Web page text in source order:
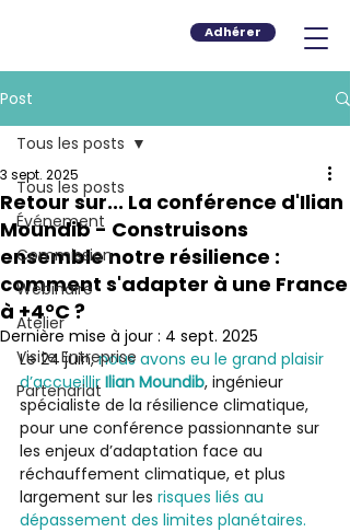
Adhérer
Post
Tous les posts
Événement
Commission
Webinaire
Atelier
Visite Entreprise
Partenariat
Tous les posts
Retour sur... La conférence d'Ilian
Moundib - Construisons
ensemble notre résilience :
comment s'adapter à une France
à +4°C ?
3 sept. 2025
Dernière mise à jour : 4 sept. 2025
Le 24 juin, nous avons eu le grand plaisir
d’accueillir Ilian Moundib, ingénieur
spécialiste de la résilience climatique,
pour une conférence passionnante sur
les enjeux d’adaptation face au
réchauffement climatique, et plus
largement sur les risques liés au
dépassement des limites planétaires.